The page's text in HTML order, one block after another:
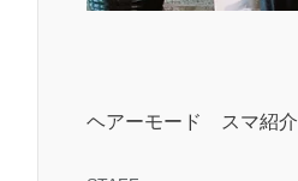
ヘアーモード スマ紹介